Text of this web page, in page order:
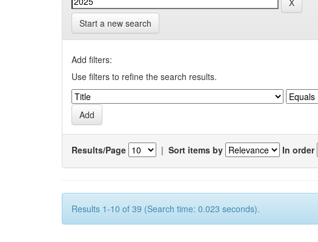
Start a new search
Add filters:
Use filters to refine the search results.
Results/Page | Sort items by In order
Results 1-10 of 39 (Search time: 0.023 seconds).